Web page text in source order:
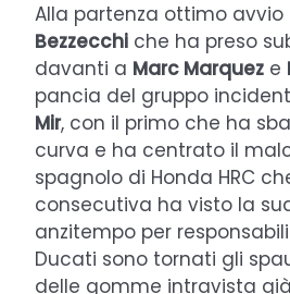
Alla partenza ottimo
Bezzecchi che ha preso
davanti a Marc Marquez e
pancia del gruppo
Mir, con il primo che ha
curva e ha centrato il
spagnolo di Honda HRC
consecutiva ha visto la
anzitempo per
Ducati sono tornati gli
delle gomme intravista